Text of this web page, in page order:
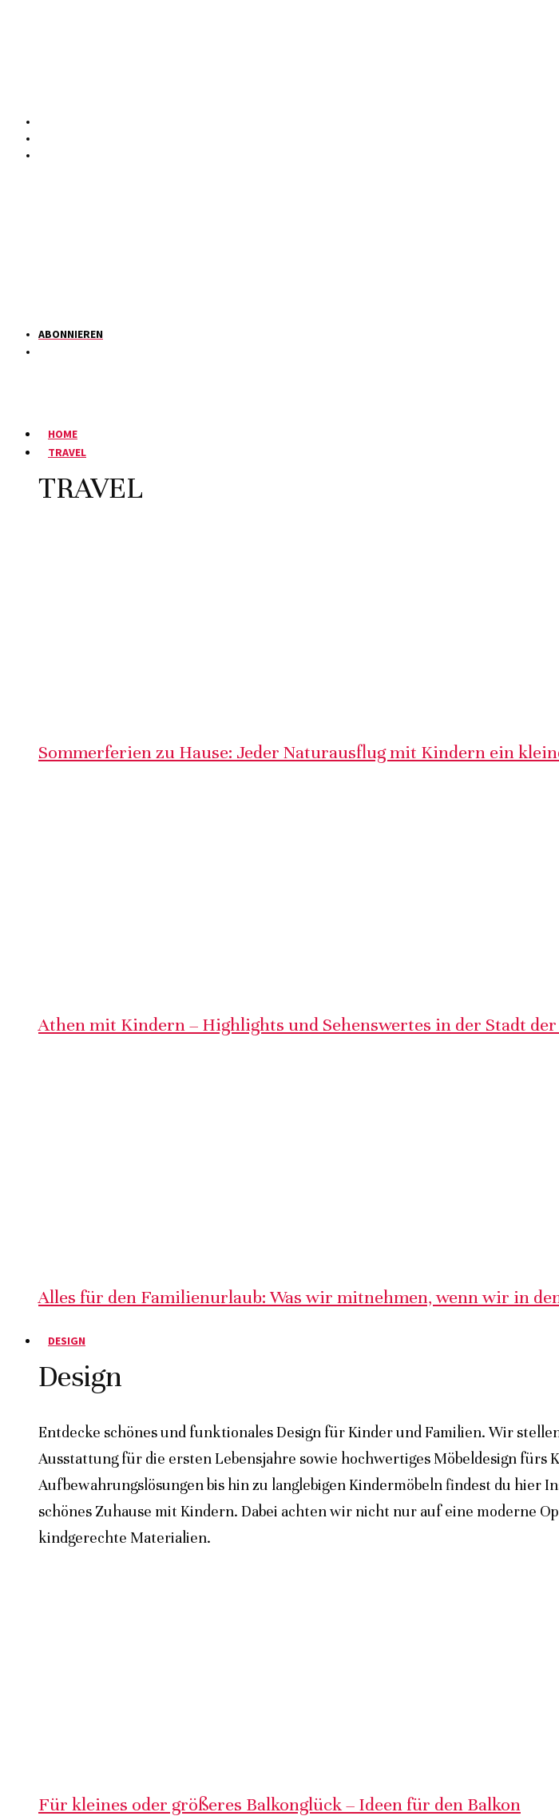
ABONNIEREN
HOME
TRAVEL
TRAVEL
Sommerferien zu Hause: Jeder Naturausflug mit Kindern ein
Athen mit Kindern – Highlights und Sehenswertes in der Stadt
Alles für den Familienurlaub: Was wir mitnehmen, wenn wir in
DESIGN
Design
Entdecke schönes und funktionales Design für Kinder und Familien. Wir
Ausstattung für die ersten Lebensjahre sowie hochwertiges Möbeldesign fürs
Aufbewahrungslösungen bis hin zu langlebigen Kindermöbeln findest du hier
schönes Zuhause mit Kindern. Dabei achten wir nicht nur auf eine moderne
kindgerechte Materialien.
Für kleines oder größeres Balkonglück – Ideen für den Balkon